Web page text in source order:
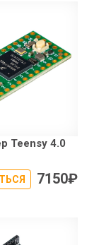
Teensy 4.0
7150₽